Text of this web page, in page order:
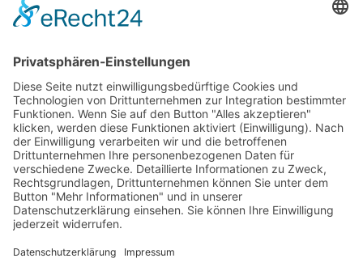
Impressum Datenschutz
Developed and powered bygrafix.house